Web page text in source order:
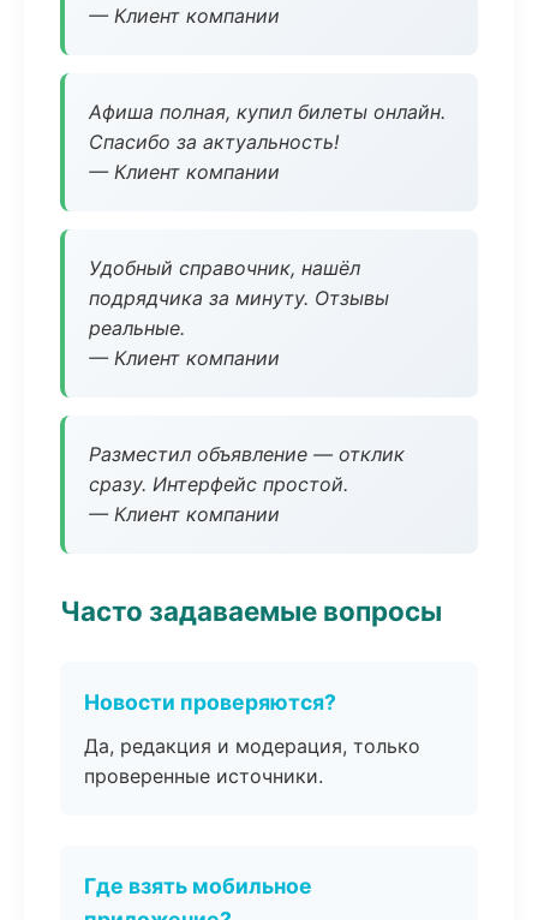
— Клиент компании
Афиша полная, купил билеты онлайн.
Спасибо за актуальность!
— Клиент компании
Удобный справочник, нашёл
подрядчика за минуту. Отзывы
реальные.
— Клиент компании
Разместил объявление — отклик
сразу. Интерфейс простой.
— Клиент компании
Часто задаваемые вопросы
Новости проверяются?
Да, редакция и модерация, только
проверенные источники.
Где взять мобильное